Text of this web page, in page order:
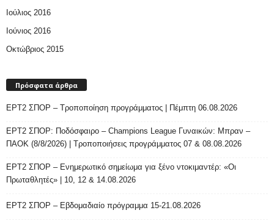
Ιούλιος 2016
Ιούνιος 2016
Οκτώβριος 2015
Πρόσφατα άρθρα
ΕΡΤ2 ΣΠΟΡ – Τροποποίηση προγράμματος | Πέμπτη 06.08.2026
ΕΡΤ2 ΣΠΟΡ: Ποδόσφαιρο – Champions League Γυναικών: Μπραν –
ΠΑΟΚ (8/8/2026) | Τροποποιήσεις προγράμματος 07 & 08.08.2026
ΕΡΤ2 ΣΠΟΡ – Ενημερωτικό σημείωμα για ξένο ντοκιμαντέρ: «Οι
Πρωταθλητές» | 10, 12 & 14.08.2026
ΕΡΤ2 ΣΠΟΡ – Εβδομαδιαίο πρόγραμμα 15-21.08.2026